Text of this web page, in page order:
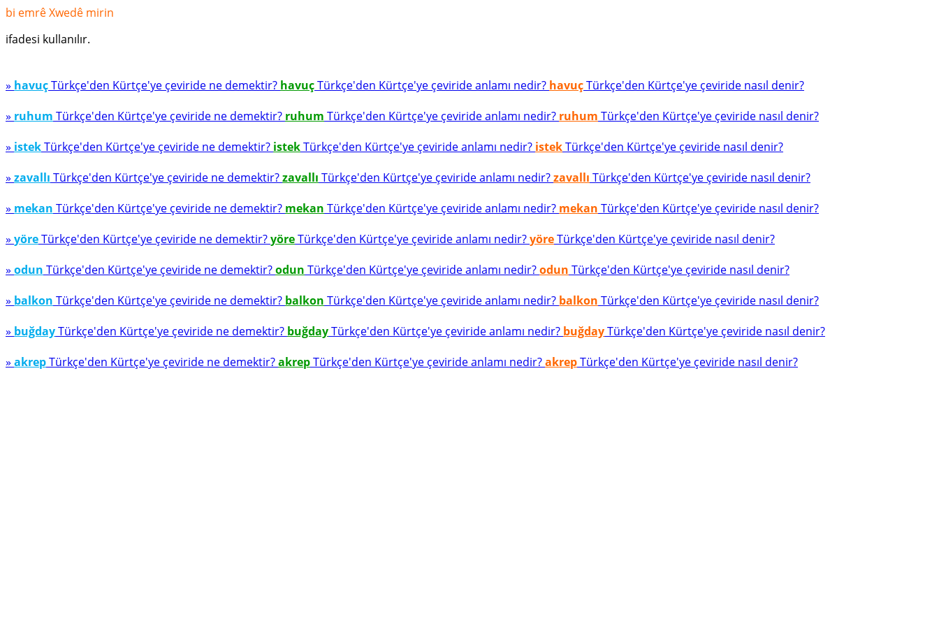
bi emrê Xwedê mirin
ifadesi kullanılır.
» havuçTürkçe'den Kürtçe'ye çeviride ne demektir? havuçTürkçe'den Kürtçe'ye çeviride anlamı nedir? havuçTürkçe'den Kürtçe'ye çeviride nasıl denir?
» ruhum Türkçe'den Kürtçe'ye çeviride ne demektir? ruhum Türkçe'den Kürtçe'ye çeviride anlamı nedir? ruhum Türkçe'den Kürtçe'ye çeviride nasıl denir?
» istekTürkçe'den Kürtçe'ye çeviride ne demektir? istekTürkçe'den Kürtçe'ye çeviride anlamı nedir? istekTürkçe'den Kürtçe'ye çeviride nasıl denir?
» zavallı Türkçe'den Kürtçe'ye çeviride ne demektir?zavallı Türkçe'den Kürtçe'ye çeviride anlamı nedir?zavallı Türkçe'den Kürtçe'ye çeviride nasıl denir?
» mekan Türkçe'den Kürtçe'ye çeviride ne demektir? mekan Türkçe'den Kürtçe'ye çeviride anlamı nedir? mekan Türkçe'den Kürtçe'ye çeviride nasıl denir?
» yöreTürkçe'den Kürtçe'ye çeviride ne demektir?yöreTürkçe'den Kürtçe'ye çeviride anlamı nedir?yöreTürkçe'den Kürtçe'ye çeviride nasıl denir?
» odun Türkçe'den Kürtçe'ye çeviride ne demektir?odun Türkçe'den Kürtçe'ye çeviride anlamı nedir?odun Türkçe'den Kürtçe'ye çeviride nasıl denir?
» balkon Türkçe'den Kürtçe'ye çeviride ne demektir? balkon Türkçe'den Kürtçe'ye çeviride anlamı nedir? balkon Türkçe'den Kürtçe'ye çeviride nasıl denir?
» buğdayTürkçe'den Kürtçe'ye çeviride ne demektir? buğdayTürkçe'den Kürtçe'ye çeviride anlamı nedir? buğdayTürkçe'den Kürtçe'ye çeviride nasıl denir?
» akrepTürkçe'den Kürtçe'ye çeviride ne demektir?akrepTürkçe'den Kürtçe'ye çeviride anlamı nedir?akrepTürkçe'den Kürtçe'ye çeviride nasıl denir?